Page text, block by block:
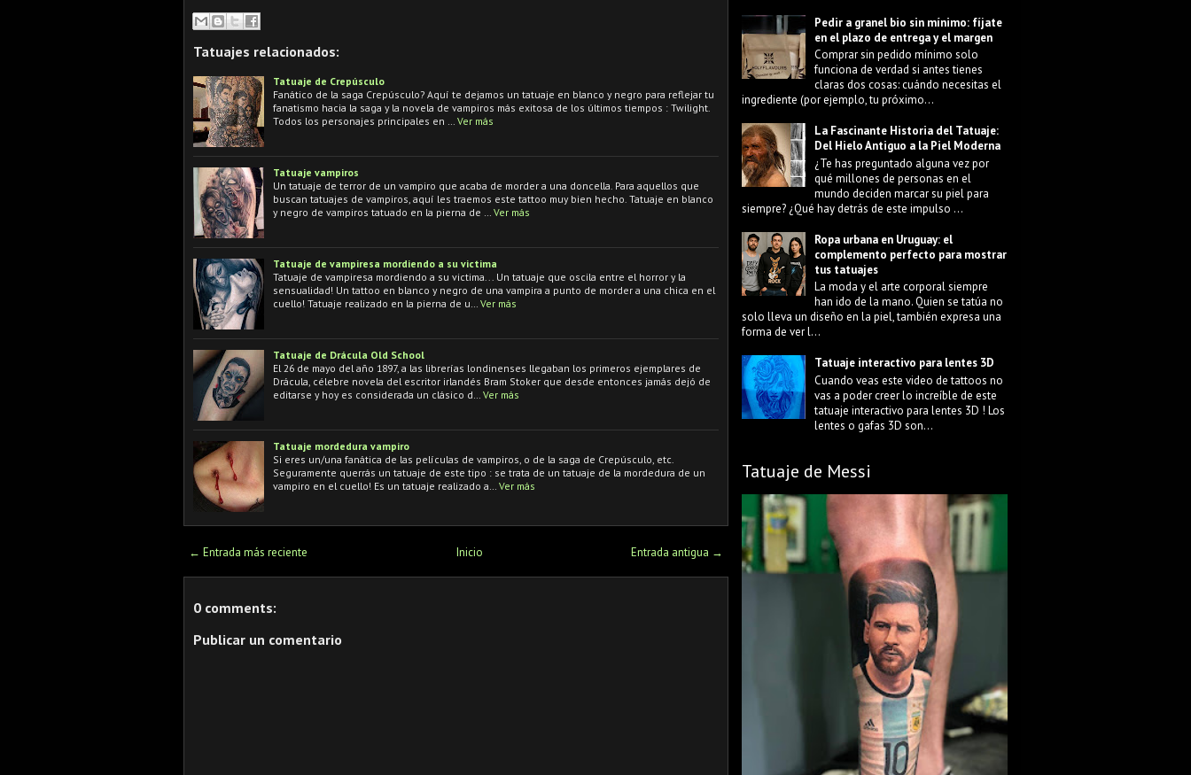
Tatuajes relacionados:
Tatuaje de Crepúsculo
Fanático de la saga Crepúsculo? Aquí te dejamos un tatuaje en blanco y negro para reflejar tu
fanatismo hacia la saga y la novela de vampiros más exitosa de los últimos tiempos : Twilight.
Todos los personajes principales en …
Ver más
Tatuaje vampiros
Un tatuaje de terror de un vampiro que acaba de morder a una doncella. Para aquellos que
buscan tatuajes de vampiros, aquí les traemos este tattoo muy bien hecho. Tatuaje en blanco
y negro de vampiros tatuado en la pierna de …
Ver más
Tatuaje de vampiresa mordiendo a su victima
Tatuaje de vampiresa mordiendo a su victima... Un tatuaje que oscila entre el horror y la
sensualidad! Un tattoo en blanco y negro de una vampira a punto de morder a una chica en el
cuello! Tatuaje realizado en la pierna de u…
Ver más
Tatuaje de Drácula Old School
El 26 de mayo del año 1897, a las librerías londinenses llegaban los primeros ejemplares de
Drácula, célebre novela del escritor irlandés Bram Stoker que desde entonces jamás dejó de
editarse y hoy es considerada un clásico d…
Ver más
Tatuaje mordedura vampiro
Si eres un/una fanática de las películas de vampiros, o de la saga de Crepúsculo, etc.
Seguramente querrás un tatuaje de este tipo : se trata de un tatuaje de la mordedura de un
vampiro en el cuello! Es un tatuaje realizado a…
Ver más
← Entrada más reciente Entrada antigua →
Inicio
0 comments:
Publicar un comentario
Pedir a granel bio sin mínimo: fíjate
en el plazo de entrega y el margen
Comprar sin pedido mínimo solo
funciona de verdad si antes tienes
claras dos cosas: cuándo necesitas el
ingrediente (por ejemplo, tu próximo...
La Fascinante Historia del Tatuaje:
Del Hielo Antiguo a la Piel Moderna
¿Te has preguntado alguna vez por
qué millones de personas en el
mundo deciden marcar su piel para
siempre? ¿Qué hay detrás de este impulso ...
Ropa urbana en Uruguay: el
complemento perfecto para mostrar
tus tatuajes
La moda y el arte corporal siempre
han ido de la mano. Quien se tatúa no
solo lleva un diseño en la piel, también expresa una
forma de ver l...
Tatuaje interactivo para lentes 3D
Cuando veas este video de tattoos no
vas a poder creer lo increíble de este
tatuaje interactivo para lentes 3D ! Los
lentes o gafas 3D son...
Tatuaje de Messi